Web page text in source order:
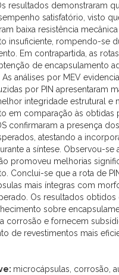
resultados demonstraram
satisfatório, visto
baixa resistência
insuficiente, rompendo-se
Em contrapartida, as rotas
de encapsulamento
análises por MEV
por PIN apresentaram
integridade estrutural e
em comparação às obtidas
confirmaram a presença
atestando a
a síntese. Observou-se
promoveu melhorias
Conclui-se que a rota de
mais íntegras com
Os resultados obtidos
sobre
corrosão e fornecem
de revestimentos mais
microcápsulas, corrosão,